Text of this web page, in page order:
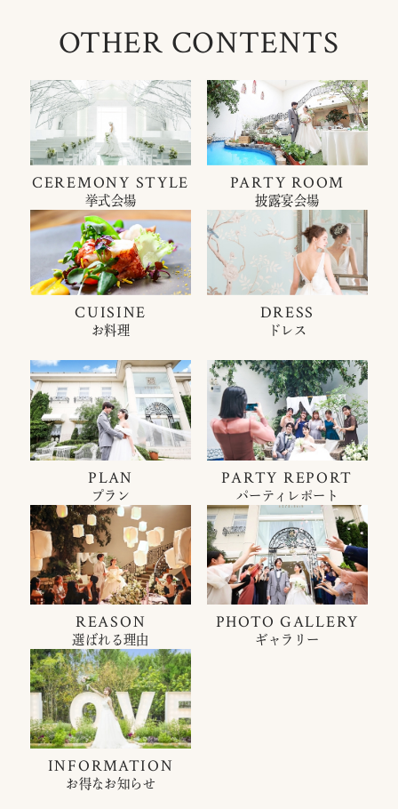
OTHER CONTENTS
CEREMONY STYLE
挙式会場
PARTY ROOM
披露宴会場
CUISINE
お料理
DRESS
ドレス
PLAN
プラン
PARTY REPORT
パーティレポート
REASON
選ばれる理由
PHOTO GALLERY
ギャラリー
INFORMATION
お得なお知らせ